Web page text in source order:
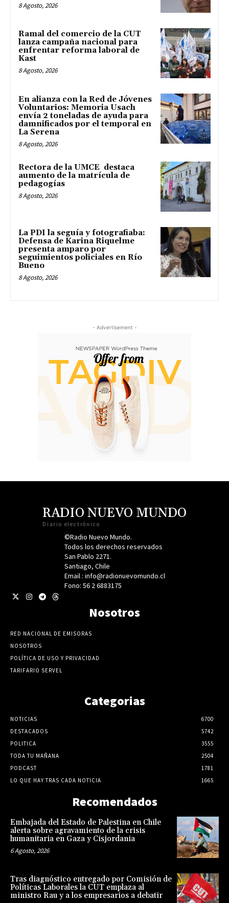
8 Agosto, 2026
Ramal del comercio de la CUT
lanza campaña nacional para
enfrentar reforma laboral de
Kast
8 Agosto, 2026
En alianza con la Red de Jóvenes
Voluntarios: Memoria Usach
envía 2 toneladas de ayuda para
damnificados por el temporal en
La Serena
8 Agosto, 2026
Rectora de la UMCE destaca
aumento de la matrícula de
pedagogías
8 Agosto, 2026
La PDI la seguía y fotografiaba:
Defensa de Karina Riquelme
presenta amparo por
seguimientos policiales en Río
Bueno
8 Agosto, 2026
- Advertisement -
RADIO NUEVO MUNDO
Diario electrónico
©Radio Nuevo Mundo.
Todos los derechos reservados
San Pablo 2271.
Santiago, Chile
Email : info@radionuevomundo.cl
Fono: 56 2 6883175
Nosotros
RED NACIONAL DE EMISORAS
NOSOTROS
POLÍTICA DE USO Y PRIVACIDAD
TARIFARIO SERVEL
Categorias
NOTICIAS
6700
DESTACADOS
5742
POLITICA
3555
TODA TU MAÑANA
2504
PODCAST
1781
LO QUE HAY TRAS CADA NOTICIA
1665
Recomendados
Embajada del Estado de Palestina en Chile
alerta sobre agravamiento de la crisis
humanitaria en Gaza y Cisjordania
6 Agosto, 2026
Tras diagnóstico entregado por Comisión de
Políticas Laborales la CUT emplaza al
ministro Rau y a los empresarios a debatir